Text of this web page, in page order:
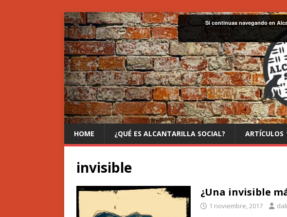
HOME ¿QUÉ ES ALCANTARILLA SOCIAL? ARTÍCULOS
invisible
¿Una invisible
1 noviembre, 2017
Si continuas navegando en